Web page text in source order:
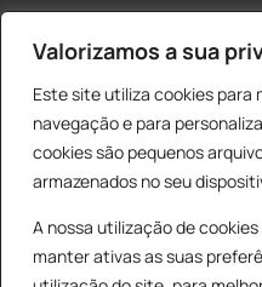
Valorizamos a sua
Este site utiliza cookies para
navegação e para
cookies são pequenos
armazenados no seu
A nossa utilização de
manter ativas as suas
Products
search